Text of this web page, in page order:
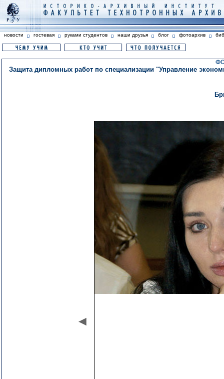
новости гостевая руками студентов наши друзья блог фотоархив
Защита дипломных работ по специализации "Управление